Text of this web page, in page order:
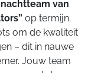
nachtteam van
op termijn.
om de kwaliteit
– dit in nauwe
Jouw team